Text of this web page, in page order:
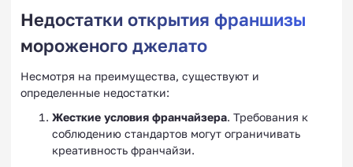
Недостатки открытия франшизы
мороженого джелато
Несмотря на преимущества, существуют и
определенные недостатки:
Жесткие условия франчайзера. Требования к
соблюдению стандартов могут ограничивать
креативность франчайзи.